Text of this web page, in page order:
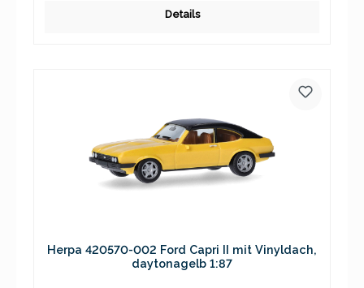
Details
Herpa 420570-002 Ford Capri II mit Vinyldach,
daytonagelb 1:87